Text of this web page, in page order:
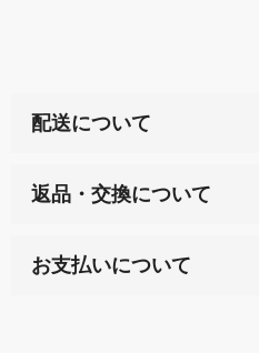
配送について
天ペイ」の方はご注文受付
サイト内で購入された商品
返品・交換について
または配送途中の 事故な
お支払いについて